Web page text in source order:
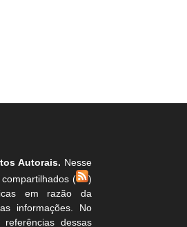
Autorais. Nesse
(
)
em razão da
informações. No
dessas